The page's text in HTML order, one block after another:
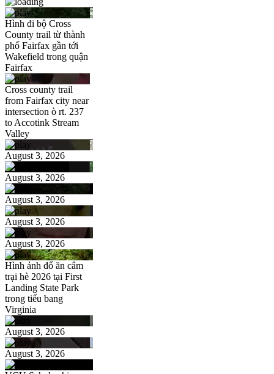
Hình đi bộ Cross
County trail từ thành
phố Fairfax gần tới
Wakefield trong quận
Fairfax
Cross county trail
from Fairfax city near
intersection ò rt. 237
to Accotink Stream
Valley
August 3, 2026
August 3, 2026
August 3, 2026
August 3, 2026
August 3, 2026
Hình ảnh đổ ăn câm
trại hè 2026 tại First
Landing State Park
trong tiểu bang
Virginia
August 3, 2026
August 3, 2026